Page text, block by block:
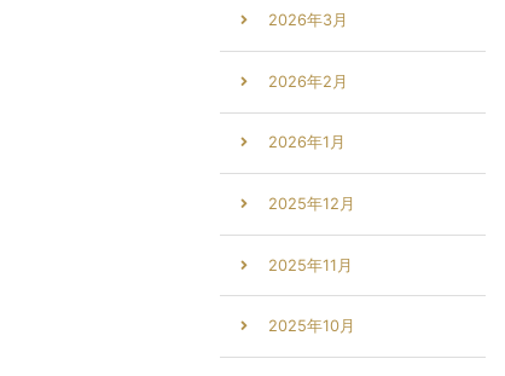
2026年3月
2026年2月
2026年1月
2025年12月
2025年11月
2025年10月